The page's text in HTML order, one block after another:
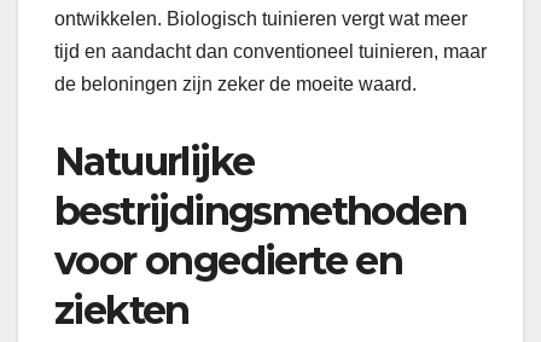
ontwikkelen. Biologisch tuinieren vergt wat meer
tijd en aandacht dan conventioneel tuinieren, maar
de beloningen zijn zeker de moeite waard.
Natuurlijke
bestrijdingsmethoden
voor ongedierte en
ziekten